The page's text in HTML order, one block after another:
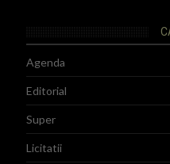
Agenda
Editorial
Super
Licitatii